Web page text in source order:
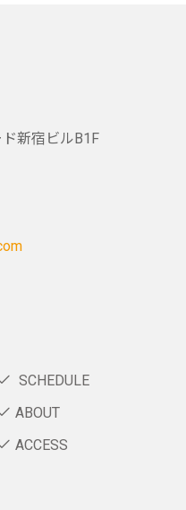
新宿ビルB1F
SCHEDULE
ABOUT
ACCESS